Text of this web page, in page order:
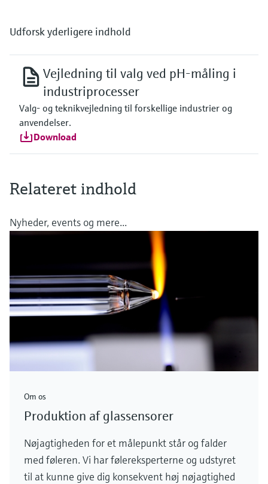
Udforsk yderligere indhold
Vejledning til valg ved pH-måling i
industriprocesser
Valg- og teknikvejledning til forskellige industrier og
anvendelser.
Download
Relateret indhold
Nyheder, events og mere...
Om os
Produktion af glassensorer
Nøjagtigheden for et målepunkt står og falder
med føleren. Vi har følereksperterne og udstyret
til at kunne give dig konsekvent høj nøjagtighed